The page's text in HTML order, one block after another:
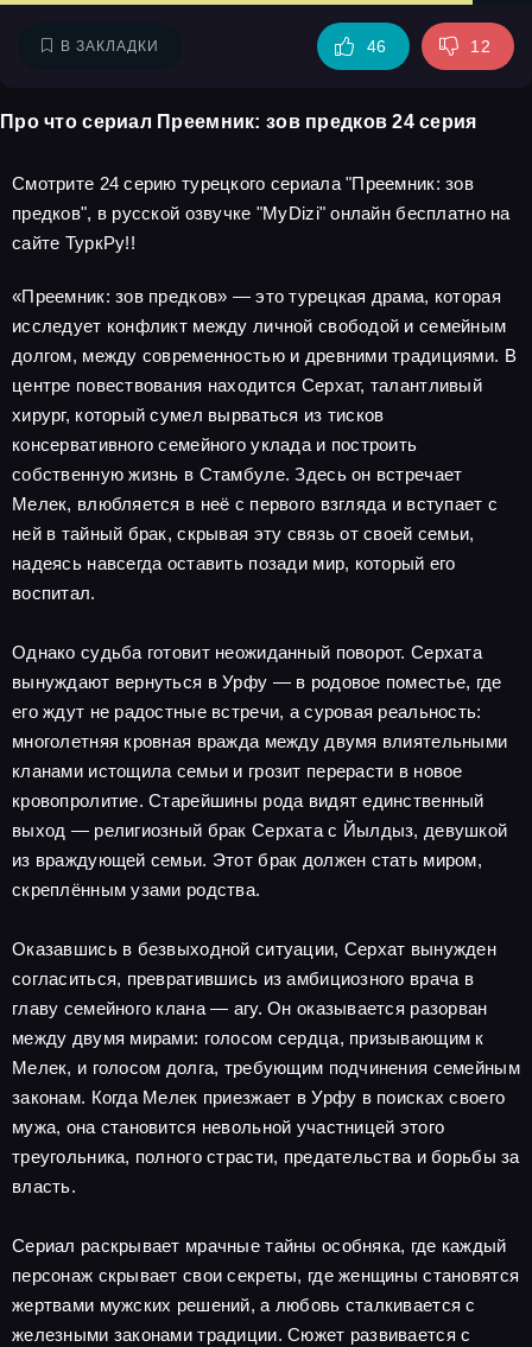
В ЗАКЛАДКИ 46 12
Про что сериал Преемник: зов предков 24 серия
Смотрите 24 серию турецкого сериала "Преемник: зов
предков", в русской озвучке "MyDizi" онлайн бесплатно на
сайте ТуркРу!!
«Преемник: зов предков» — это турецкая драма, которая
исследует конфликт между личной свободой и семейным
долгом, между современностью и древними традициями. В
центре повествования находится Серхат, талантливый
хирург, который сумел вырваться из тисков
консервативного семейного уклада и построить
собственную жизнь в Стамбуле. Здесь он встречает
Мелек, влюбляется в неё с первого взгляда и вступает с
ней в тайный брак, скрывая эту связь от своей семьи,
надеясь навсегда оставить позади мир, который его
воспитал.
Однако судьба готовит неожиданный поворот. Серхата
вынуждают вернуться в Урфу — в родовое поместье, где
его ждут не радостные встречи, а суровая реальность:
многолетняя кровная вражда между двумя влиятельными
кланами истощила семьи и грозит перерасти в новое
кровопролитие. Старейшины рода видят единственный
выход — религиозный брак Серхата с Йылдыз, девушкой
из враждующей семьи. Этот брак должен стать миром,
скреплённым узами родства.
Оказавшись в безвыходной ситуации, Серхат вынужден
согласиться, превратившись из амбициозного врача в
главу семейного клана — агу. Он оказывается разорван
между двумя мирами: голосом сердца, призывающим к
Мелек, и голосом долга, требующим подчинения семейным
законам. Когда Мелек приезжает в Урфу в поисках своего
мужа, она становится невольной участницей этого
треугольника, полного страсти, предательства и борьбы за
власть.
Сериал раскрывает мрачные тайны особняка, где каждый
персонаж скрывает свои секреты, где женщины становятся
жертвами мужских решений, а любовь сталкивается с
железными законами традиции. Сюжет развивается с